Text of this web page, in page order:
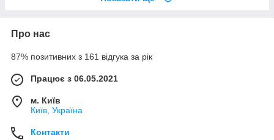
Про нас
87% позитивних з 161 відгука за рік
Працює з 06.05.2021
м. Київ
Київ, Україна
Контакти